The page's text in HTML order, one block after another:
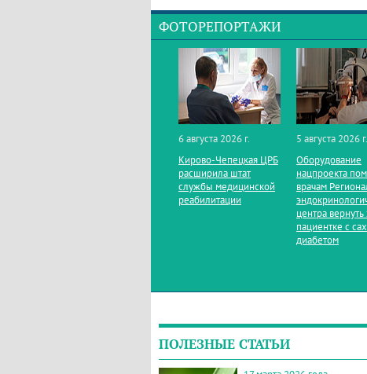
ФОТОРЕПОРТАЖИ
6 августа 2026 г.
Кирово‑Чепецкая ЦРБ
расширила штат
службы медицинской
реабилитации
5 августа 2026 г.
Оборудование
нацпроекта
врачам
центра
пациентке с
диабетом
ПОЛЕЗНЫЕ СТАТЬИ